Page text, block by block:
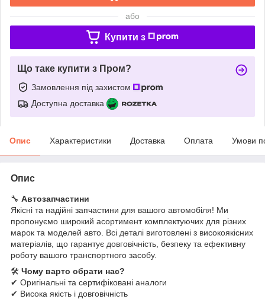
або
Купити з
Що таке купити з Пром?
Замовлення під захистом
Доступна доставка
Опис Характеристики Доставка Оплата Умови
Опис
🔧 Автозапчастини
Якісні та надійні запчастини для вашого автомобіля! Ми
пропонуємо широкий асортимент комплектуючих для різних
марок та моделей авто. Всі деталі виготовлені з високоякісних
матеріалів, що гарантує довговічність, безпеку та ефективну
роботу вашого транспортного засобу.
🛠 Чому варто обрати нас?
✔ Оригінальні та сертифіковані аналоги
✔ Висока якість і довговічність